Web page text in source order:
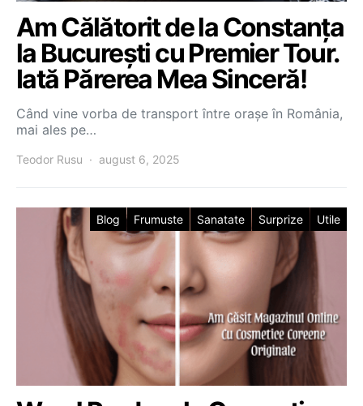
Am Călătorit de la Constanța
la București cu Premier Tour.
Iată Părerea Mea Sinceră!
Când vine vorba de transport între orașe în România,
mai ales pe…
Teodor Rusu august 6, 2025
Blog Frumuste Sanatate Surprize Utile